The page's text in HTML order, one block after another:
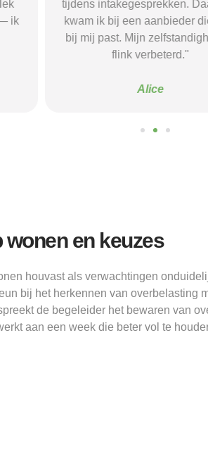
is
leidde me naar een
zorgaanbieder. Het heeft
stress bespaard en mijn
goede start gegeven."
Kevin
en keuzes
houvast als verwachtingen
bij het herkennen van overbelasting
de begeleider het bewaren van
aan een week die beter vol te